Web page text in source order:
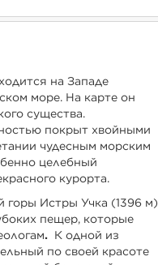
на Западе
море. На карте он
существа.
покрыт хвойными
чудесным морским
целебный
курорта.
горы Истры Учка (1396 м)
пещер, которые
. К одной из
по своей красоте